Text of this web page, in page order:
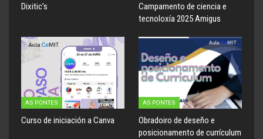
Dixitic’s
Campamento de ciencia e
tecnoloxía 2025 Amigus
AS PONTES
Curso de iniciación a Canva
AS PONTES
Obradoiro de deseño e
posicionamento de currículum